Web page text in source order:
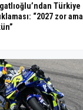
Türkiye
“2027 zor ama